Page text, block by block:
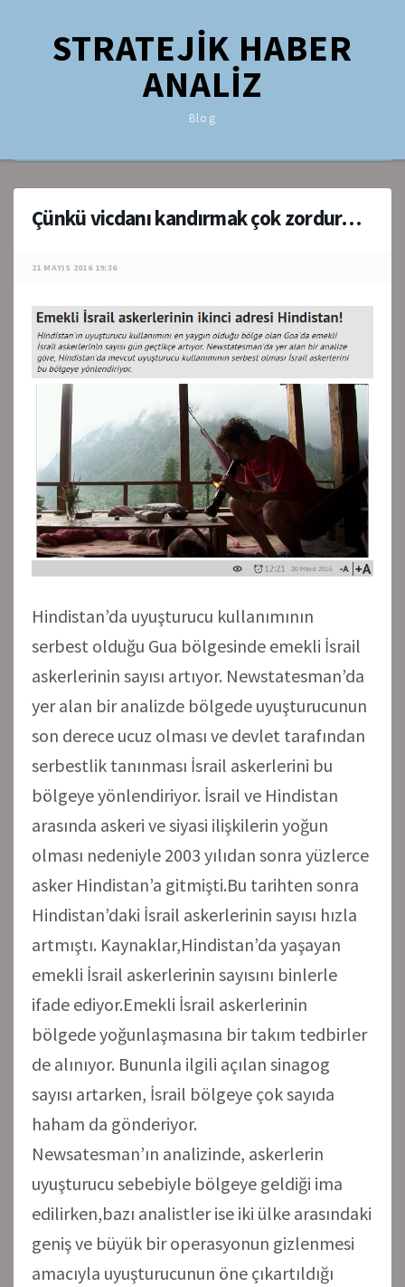
STRATEJİK HABER
ANALİZ
Blog
Çünkü vicdanı kandırmak çok zordur…
21 MAYIS 2016 19:36
Hindistan’da uyuşturucu kullanımının
serbest olduğu Gua bölgesinde emekli İsrail
askerlerinin sayısı artıyor. Newstatesman’da
yer alan bir analizde bölgede uyuşturucunun
son derece ucuz olması ve devlet tarafından
serbestlik tanınması İsrail askerlerini bu
bölgeye yönlendiriyor. İsrail ve Hindistan
arasında askeri ve siyasi ilişkilerin yoğun
olması nedeniyle 2003 yılıdan sonra yüzlerce
asker Hindistan’a gitmişti.Bu tarihten sonra
Hindistan’daki İsrail askerlerinin sayısı hızla
artmıştı. Kaynaklar,Hindistan’da yaşayan
emekli İsrail askerlerinin sayısını binlerle
ifade ediyor.Emekli İsrail askerlerinin
bölgede yoğunlaşmasına bir takım tedbirler
de alınıyor. Bununla ilgili açılan sinagog
sayısı artarken, İsrail bölgeye çok sayıda
haham da gönderiyor.
Newsatesman’ın analizinde, askerlerin
uyuşturucu sebebiyle bölgeye geldiği ima
edilirken,bazı analistler ise iki ülke arasındaki
geniş ve büyük bir operasyonun gizlenmesi
amacıyla uyuşturucunun öne çıkartıldığı